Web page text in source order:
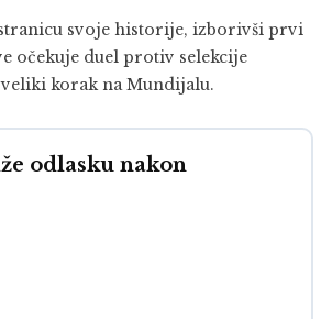
svoje historije, izborivši prvi
očekuje duel protiv selekcije
korak na Mundijalu.
odlasku nakon